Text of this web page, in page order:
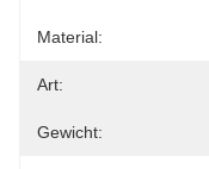
Material:
Art:
Gewicht: